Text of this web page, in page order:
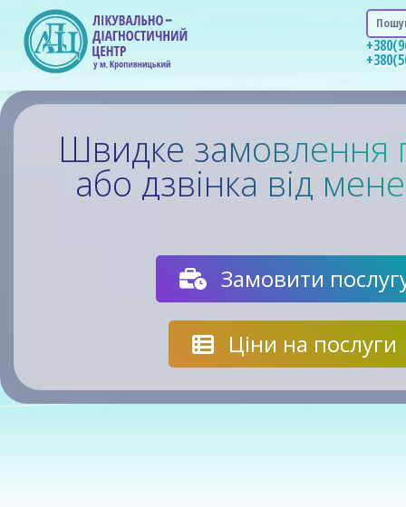
Швидке замовлення
або дзвінка від
Замовити
Ціни на послуги